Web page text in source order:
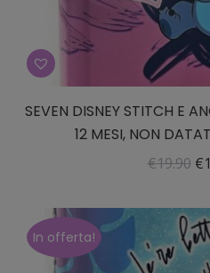
SEVEN DISNEY STITCH E
12 MESI, NON
€19.90 Il
€
In offerta!